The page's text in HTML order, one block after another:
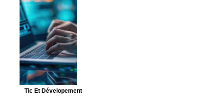
Tic Et Dévelopement